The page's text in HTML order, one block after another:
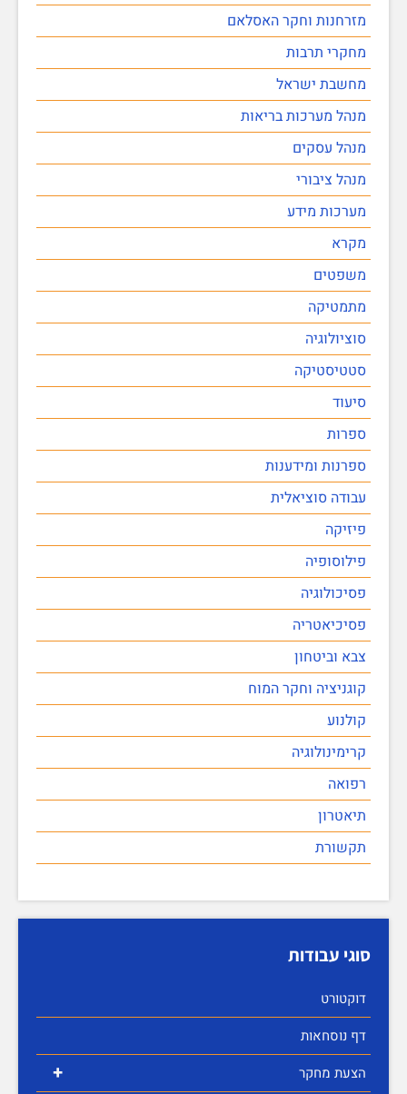
מזרחנות וחקר האסלאם
מחקרי תרבות
מחשבת ישראל
מנהל מערכות בריאות
מנהל עסקים
מנהל ציבורי
מערכות מידע
מקרא
משפטים
מתמטיקה
סוציולוגיה
סטטיסטיקה
סיעוד
ספרות
ספרנות ומידענות
עבודה סוציאלית
פיזיקה
פילוסופיה
פסיכולוגיה
פסיכיאטריה
צבא וביטחון
קוגניציה וחקר המוח
קולנוע
קרימינולוגיה
רפואה
תיאטרון
תקשורת
סוגי עבודות
דוקטורט
דף נוסחאות
+ הצעת מחקר